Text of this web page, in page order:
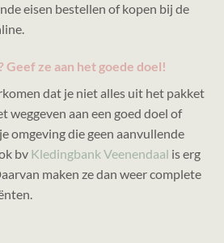
eisen bestellen of kopen bij de
Geef ze aan het goede doel!
dat je niet alles uit het pakket
weggeven aan een goed doel of
omgeving die geen aanvullende
bv Kledingbank Veenendaal is erg
maken ze dan weer complete